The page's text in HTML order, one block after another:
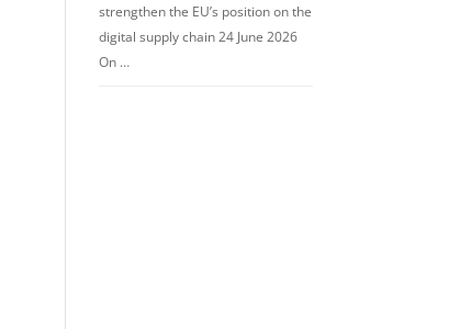
strengthen the EU’s position on the
digital supply chain 24 June 2026
On …